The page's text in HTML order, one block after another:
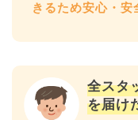
きるため安心・安
全スタ
を届け